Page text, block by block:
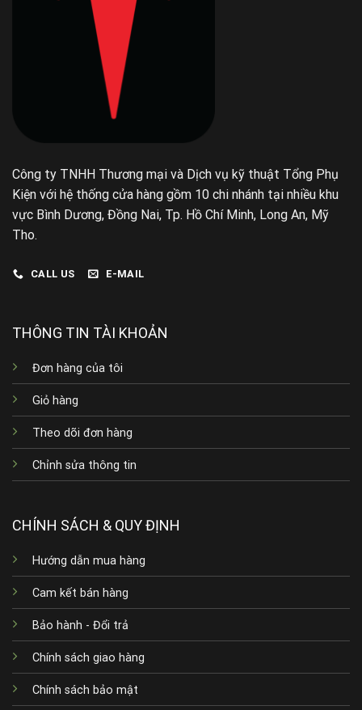
Công ty TNHH Thương mại và Dịch vụ kỹ thuật Tổng Phụ
Kiện với hệ thống cửa hàng gồm 10 chi nhánh tại nhiều khu
vực Bình Dương, Đồng Nai, Tp. Hồ Chí Minh, Long An, Mỹ
Tho.
CALL US E-MAIL
THÔNG TIN TÀI KHOẢN
Đơn hàng của tôi
Giỏ hàng
Theo dõi đơn hàng
Chỉnh sửa thông tin
CHÍNH SÁCH & QUY ĐỊNH
Hướng dẫn mua hàng
Cam kết bán hàng
Bảo hành - Đổi trả
Chính sách giao hàng
Chính sách bảo mật